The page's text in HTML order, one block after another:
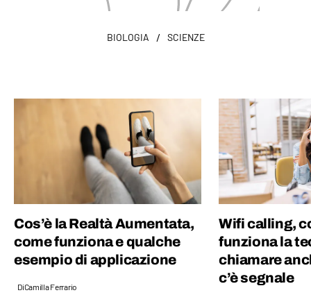
BIOLOGIA / SCIENZE
Cos’è la Realtà Aumentata,
come funziona e qualche
esempio di applicazione
DiCamilla Ferrario
Wifi calling,
funziona la
chiamare
c’è segnale